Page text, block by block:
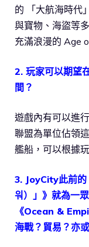
的 「大航海時代
與寶物、海盜等
充滿浪漫的 Age
2. 玩家可以期望
間？
遊戲內有可以進
聯盟為單位佔領
艦船，可以根據
3. JoyCity此前的
워）」》就為一
《Ocean &
海戰？貿易？亦